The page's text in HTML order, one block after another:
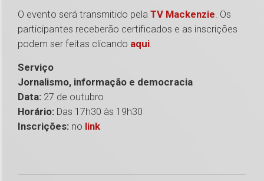
O evento será transmitido pela TV Mackenzie. Os
participantes receberão certificados e as inscrições
podem ser feitas clicando aqui.
Serviço
Jornalismo, informação e democracia
Data: 27 de outubro
Horário: Das 17h30 às 19h30
Inscrições: no link